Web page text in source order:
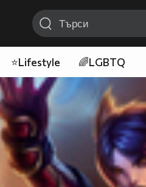
⭐Lifestyle 🌈LGBTQ